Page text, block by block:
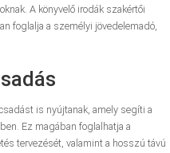
A könyvelő irodák szakértői
foglalja a személyi jövedelemadó,
is nyújtanak, amely segíti a
Ez magában foglalhatja a
tervezését, valamint a hosszú távú